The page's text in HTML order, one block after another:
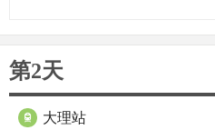
第2天
 大理站